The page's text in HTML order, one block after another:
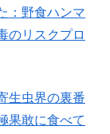
：野食ハンマ
のリスクプロ
生虫界の裏番
果敢に食べて